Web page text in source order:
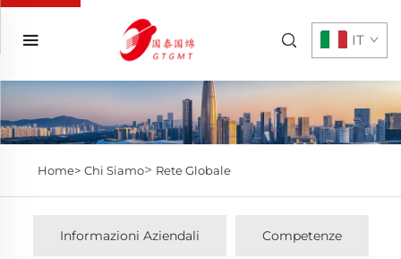
IT
Home> Chi Siamo> Rete Globale
Informazioni Aziendali Competenze